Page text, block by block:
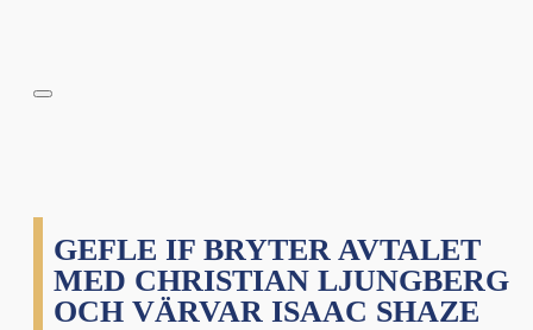
GEFLE IF BRYTER AVTALET
MED CHRISTIAN LJUNGBERG
OCH VÄRVAR ISAAC SHAZE